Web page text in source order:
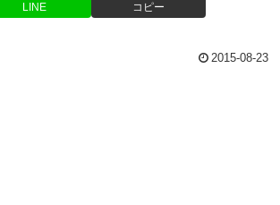
LINE コピー
2015-08-23